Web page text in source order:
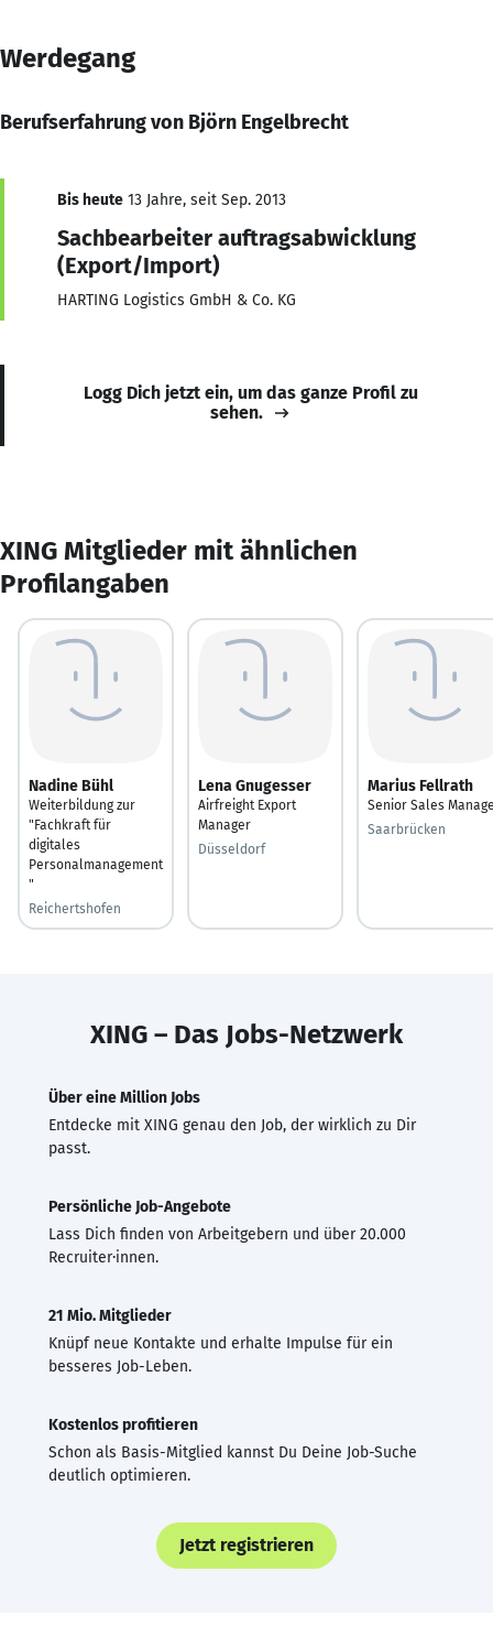
Werdegang
Berufserfahrung von Björn Engelbrecht
Bis heute 13 Jahre, seit Sep. 2013
Sachbearbeiter auftragsabwicklung
(Export/Import)
HARTING Logistics GmbH & Co. KG
Logg Dich jetzt ein, um das ganze Profil zu
sehen.
XING Mitglieder mit ähnlichen
Profilangaben
Nadine Bühl
Weiterbildung zur
"Fachkraft für
digitales
Personalmanagement
"
Reichertshofen
Lena Gnugesser
Airfreight Export
Manager
Düsseldorf
Marius Fellrath
Senior Sales
Saarbrücken
XING – Das Jobs-Netzwerk
Über eine Million Jobs
Entdecke mit XING genau den Job, der wirklich zu Dir
passt.
Persönliche Job-Angebote
Lass Dich finden von Arbeitgebern und über 20.000
Recruiter·innen.
21 Mio. Mitglieder
Knüpf neue Kontakte und erhalte Impulse für ein
besseres Job-Leben.
Kostenlos profitieren
Schon als Basis-Mitglied kannst Du Deine Job-Suche
deutlich optimieren.
Jetzt registrieren